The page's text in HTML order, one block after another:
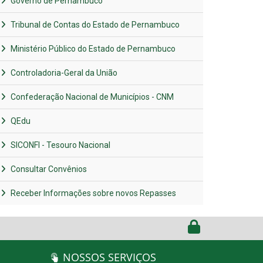
Tribunal de Contas do Estado de Pernambuco
Ministério Público do Estado de Pernambuco
Controladoria-Geral da União
Confederação Nacional de Municípios - CNM
QEdu
SICONFI - Tesouro Nacional
Consultar Convênios
Receber Informações sobre novos Repasses
NOSSOS SERVIÇOS